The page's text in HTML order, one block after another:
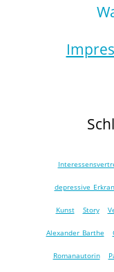
depressive
Kunst Story
Alexander Barthe
Romanautorin